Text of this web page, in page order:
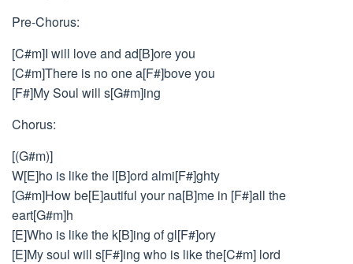
Pre-Chorus:
[C#m]I will love and ad[B]ore you
[C#m]There is no one a[F#]bove you
[F#]My Soul will s[G#m]ing
Chorus:
[(G#m)]
W[E]ho is like the l[B]ord almi[F#]ghty
[G#m]How be[E]autiful your na[B]me in [F#]all the
eart[G#m]h
[E]Who is like the k[B]ing of gl[F#]ory
[E]My soul will s[F#]ing who is like the[C#m] lord